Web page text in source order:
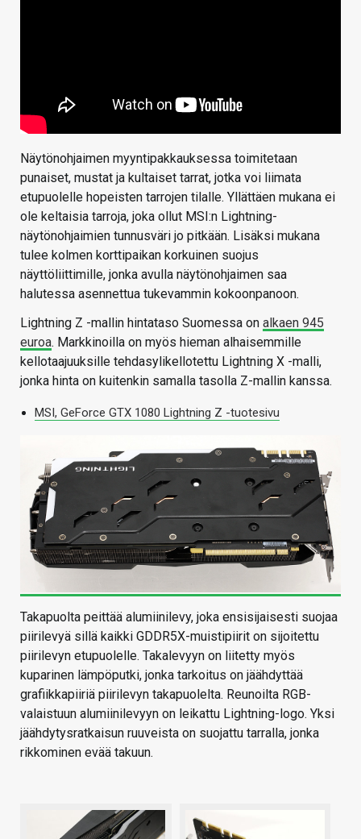
Näytönohjaimen myyntipakkauksessa toimitetaan
punaiset, mustat ja kultaiset tarrat, jotka voi liimata
etupuolelle hopeisten tarrojen tilalle. Yllättäen mukana ei
ole keltaisia tarroja, joka ollut MSI:n Lightning-
näytönohjaimien tunnusväri jo pitkään. Lisäksi mukana
tulee kolmen korttipaikan korkuinen suojus
näyttöliittimille, jonka avulla näytönohjaimen saa
halutessa asennettua tukevammin kokoonpanoon.
Lightning Z -mallin hintataso Suomessa on alkaen 945
euroa. Markkinoilla on myös hieman alhaisemmille
kellotaajuuksille tehdasylikellotettu Lightning X -malli,
jonka hinta on kuitenkin samalla tasolla Z-mallin kanssa.
MSI, GeForce GTX 1080 Lightning Z -tuotesivu
Takapuolta peittää alumiinilevy, joka ensisijaisesti suojaa
piirilevyä sillä kaikki GDDR5X-muistipiirit on sijoitettu
piirilevyn etupuolelle. Takalevyyn on liitetty myös
kuparinen lämpöputki, jonka tarkoitus on jäähdyttää
grafiikkapiiriä piirilevyn takapuolelta. Reunoilta RGB-
valaistuun alumiinilevyyn on leikattu Lightning-logo. Yksi
jäähdytysratkaisun ruuveista on suojattu tarralla, jonka
rikkominen evää takuun.